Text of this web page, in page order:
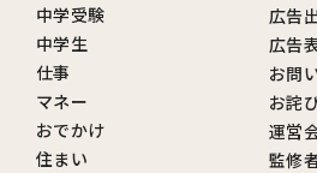
中学受験
中学生
仕事
マネー
おでかけ
住まい
広告
広告
お問
お詫
運営
監修